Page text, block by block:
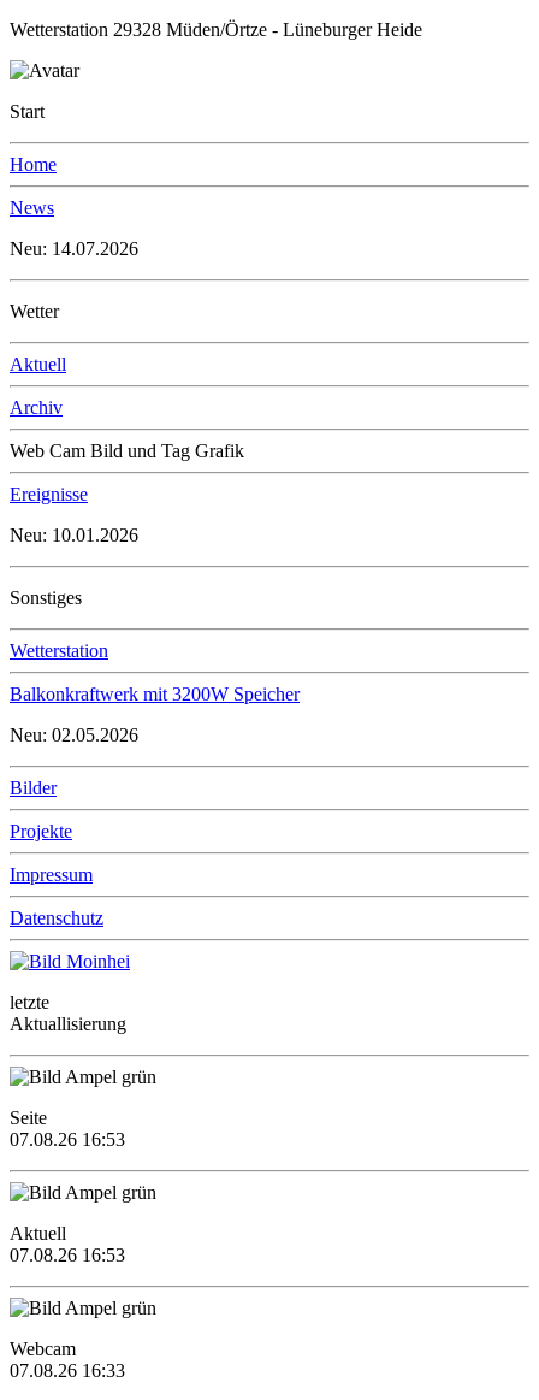
Wetterstation 29328 Müden/Örtze - Lüneburger Heide
Start
Home
News
Neu: 14.07.2026
Wetter
Aktuell
Archiv
Web Cam Bild und Tag Grafik
Ereignisse
Neu: 10.01.2026
Sonstiges
Wetterstation
Balkonkraftwerk mit 3200W Speicher
Neu: 02.05.2026
Bilder
Projekte
Impressum
Datenschutz
letzte
Aktuallisierung
Seite
07.08.26 16:53
Aktuell
07.08.26 16:53
Webcam
07.08.26 16:33